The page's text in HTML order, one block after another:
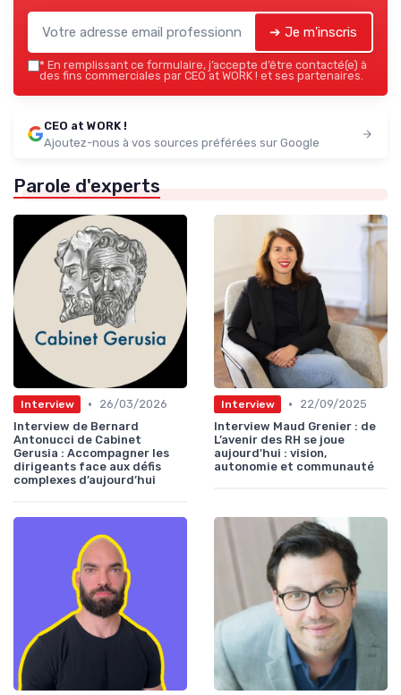
➔ Je m'inscris
* En remplissant ce formulaire, j’accepte d’être contacté(e) à
des fins commerciales par CEO at WORK ! et ses partenaires.
CEO at WORK !
Ajoutez-nous à vos sources préférées sur Google
Parole d'experts
Interview •
26/03/2026
Interview de Bernard
Antonucci de Cabinet
Gerusia : Accompagner les
dirigeants face aux défis
complexes d’aujourd’hui
Interview •
22/09/2025
Interview Maud Grenier : de
L’avenir des RH se joue
aujourd'hui : vision,
autonomie et communauté